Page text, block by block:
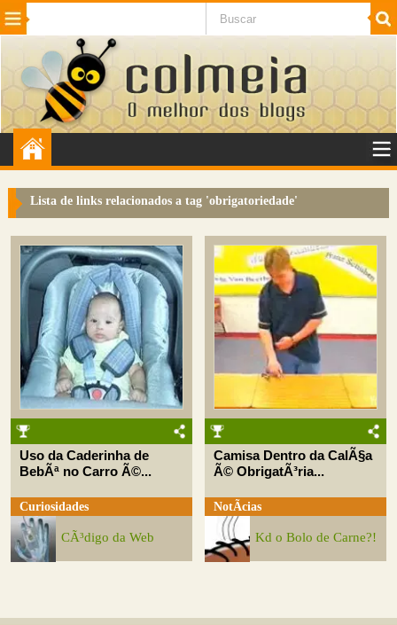
Beleza Cinema e TV
Internet Jogos NotÃ­cias SaÃºde
VeÃ­culos Adulto
Sugerir Link
Colmeia Exchange
Perguntas Frequentes
Sobre
Contato
Lista de links relacionados a tag 'obrigatoriedade'
Uso da Caderinha de
BebÃª no Carro Ã©...
Curiosidades
CÃ³digo da Web
Camisa Dentro da CalÃ§a
Ã© ObrigatÃ³ria...
NotÃ­cias
Kd o Bolo de Carne?!